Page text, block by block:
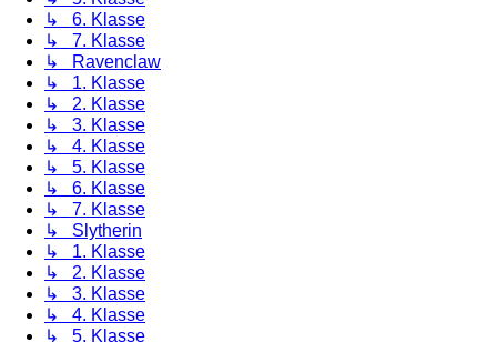
↳ 6. Klasse
↳ 7. Klasse
↳ Ravenclaw
↳ 1. Klasse
↳ 2. Klasse
↳ 3. Klasse
↳ 4. Klasse
↳ 5. Klasse
↳ 6. Klasse
↳ 7. Klasse
↳ Slytherin
↳ 1. Klasse
↳ 2. Klasse
↳ 3. Klasse
↳ 4. Klasse
↳ 5. Klasse